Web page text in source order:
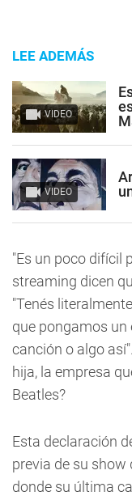
LEE ADEMÁS
VIDEO
VIDEO
"Es un poco difícil
streaming dicen
"Tenés
que pongamos
canción o algo
hija, la empresa
Beatles?
Esta declaración
previa de su show
donde su última